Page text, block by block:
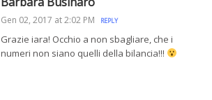
Gen 02, 2017 at 2:02 PM REPLY
Grazie iara! Occhio a non sbagliare, che i
numeri non siano quelli della bilancia!!!